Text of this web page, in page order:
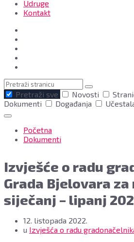
Udruge
Kontakt
Pretraga
Pretraži sve
Novosti
Dokumenti
Događanja
Početna
Dokumenti
Izvješće o radu
Grada Bjelovara
siječanj – lipanj
12. listopada 2022.
u Izvješća o radu